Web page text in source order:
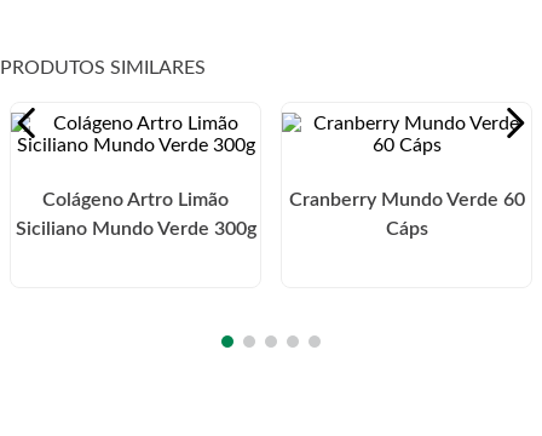
PRODUTOS SIMILARES
Colágeno Artro Limão
Siciliano Mundo Verde 300g
Cranberry Mundo Verde 60
Cáps